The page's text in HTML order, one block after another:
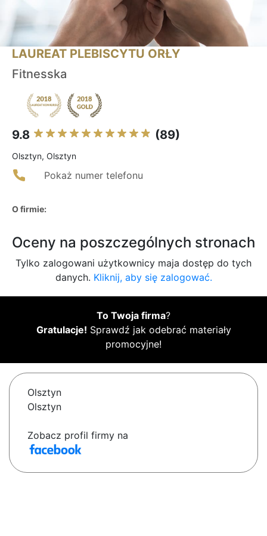
LAUREAT PLEBISCYTU ORŁY
Fitnesska
9.8 (89)
Olsztyn, Olsztyn
Pokaż numer telefonu
O firmie:
Oceny na poszczególnych stronach
Tylko zalogowani użytkownicy maja dostęp do tych
danych. Kliknij, aby się zalogować.
To Twoja firma?
Gratulacje! Sprawdź jak odebrać materiały
promocyjne!
Olsztyn
Olsztyn
Zobacz profil firmy na